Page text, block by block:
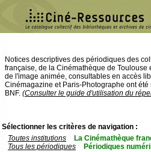
Notices descriptives des périodiques des
française, de la Cinémathèque de
de l'image animée, consultables en accès
Cinémagazine et Paris-Photographe ont
BNF. (Consulter le guide d'utilisation du
Sélectionner les critères de navigation :
Toutes institutions
La Cinémathèque
Tous les périodiques
Périodiques